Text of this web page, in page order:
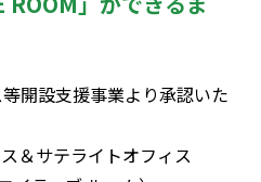
開設支援事業より承認いた
＆サテライトオフィス